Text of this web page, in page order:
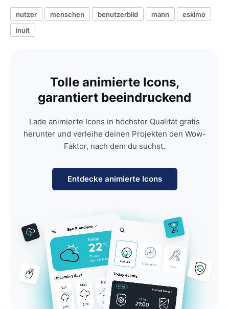
nutzer menschen benutzerbild mann
eskimo
inuit
Tolle animierte Icons,
garantiert beeindruckend
Lade animierte Icons in höchster Qualität gratis
herunter und verleihe deinen Projekten den Wow-
Faktor, nach dem du suchst.
Entdecke animierte Icons